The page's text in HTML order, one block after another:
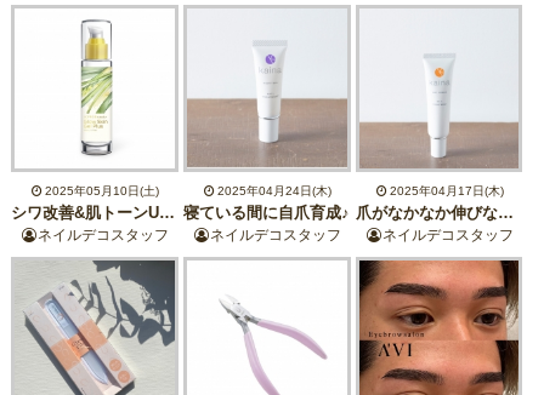
2025年05月10日(土)
シワ改善&肌トーンUP☆大人気万能保湿ジェルがパワーアップして再登場です！
ネイルデコスタッフ
2025年04月24日(木)
寝ている間に自爪育成♪
ネイルデコスタッフ
2025年04月17日(木)
爪がなかなか伸びない方へおすすめ♪
ネイルデコスタッフ